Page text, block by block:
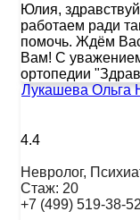
Юлия,
работаем ради
помочь. Ждём
Вам! С
ортопедии
Лукашева Ольга
4.4
Невролог,
Стаж: 20
+7 (499) 519-38-52